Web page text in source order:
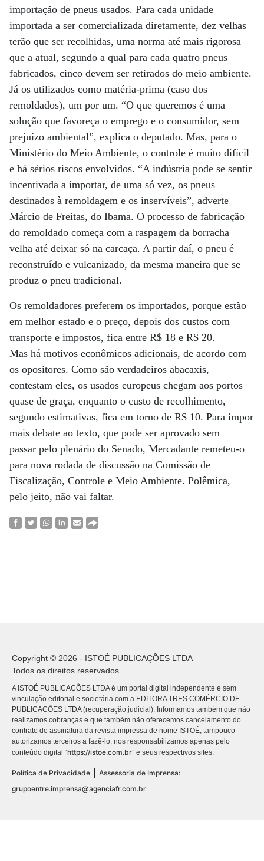
importação de pneus usados. Para cada unidade
importada a ser comercializada diretamente, dez velhas
terão que ser recolhidas, uma norma até mais rigorosa
que a atual, segundo a qual para cada quatro pneus
fabricados, cinco devem ser retirados do meio ambiente.
Já os utilizados como matéria-prima (caso dos
remoldados), um por um. “O que queremos é uma
solução que favoreça o emprego e o consumidor, sem
prejuízo ambiental”, explica o deputado. Mas, para o
Ministério do Meio Ambiente, o controle é muito difícil
e há sérios riscos envolvidos. “A indústria pode se sentir
incentivada a importar, de uma só vez, os pneus
destinados à remoldagem e os inservíveis”, adverte
Márcio de Freitas, do Ibama. O processo de fabricação
do remoldado começa com a raspagem da borracha
velha até deixar só na carcaça. A partir daí, o pneu é
reconstruído e vulcanizado, da mesma maneira que se
produz o pneu tradicional.
Os remoldadores preferem os importados, porque estão
em melhor estado e o preço, depois dos custos com
transporte e impostos, fica entre R$ 18 e R$ 20.
Mas há motivos econômicos adicionais, de acordo com
os opositores. Como são verdadeiros abacaxis,
contestam eles, os usados europeus chegam aos portos
quase de graça, enquanto o custo de recolhimento,
segundo estimativas, fica em torno de R$ 10. Para impor
mais debate ao texto, que pode ser aprovado sem
passar pelo plenário do Senado, Mercadante remeteu-o
para nova rodada de discussão na Comissão de
Fiscalização, Controle e Meio Ambiente. Polêmica,
pelo jeito, não vai faltar.
Copyright © 2026 - ISTOÉ PUBLICAÇÕES LTDA
Todos os direitos reservados.
A ISTOÉ PUBLICAÇÕES LTDA é um portal digital independente e sem
vinculação editorial e societária com a EDITORA TRES COMÉRCIO DE
PUBLICACÕES LTDA (recuperação judicial). Informamos também que não
realizamos cobranças e que também não oferecemos cancelamento do
contrato de assinatura da revista impressa de nome ISTOÉ, tampouco
autorizamos terceiros a fazê-lo, nos responsabilizamos apenas pelo
conteúdo digital “https://istoe.com.br” e seus respectivos sites.
Política de Privacidade
Assessoria de Imprensa:
grupoentre.imprensa@agenciafr.com.br